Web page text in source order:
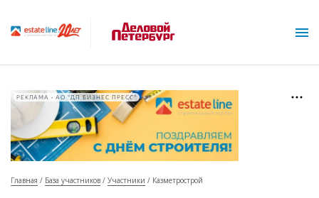
РЕКЛАМА • АО "ДП БИЗНЕС ПРЕСС"
Главная База участников Участники Казметрострой